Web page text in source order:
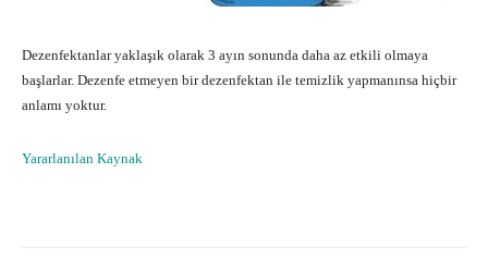
Dezenfektanlar yaklaşık olarak 3 ayın sonunda daha az etkili olmaya
başlarlar. Dezenfe etmeyen bir dezenfektan ile temizlik yapmanınsa hiçbir
anlamı yoktur.
Yararlanılan Kaynak